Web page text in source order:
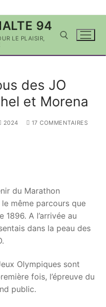
94
LE PLAISIR,
des JO
et Morena
2024 17 COMMENTAIRES
du Marathon
le même parcours que
A l’arrivée au
dans la peau des
Olympiques sont
fois, l’épreuve du
public.